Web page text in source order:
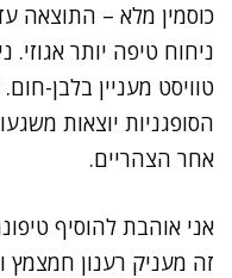
כוסמין מלא – התוצאה
ניחוח טיפה יותר אגוזי.
טוויסט מעניין בלבן-
הסופגניות יוצאות
אחר הצהריים.
אני אוהבת להוסיף
זה מעניק רענון חמצמץ